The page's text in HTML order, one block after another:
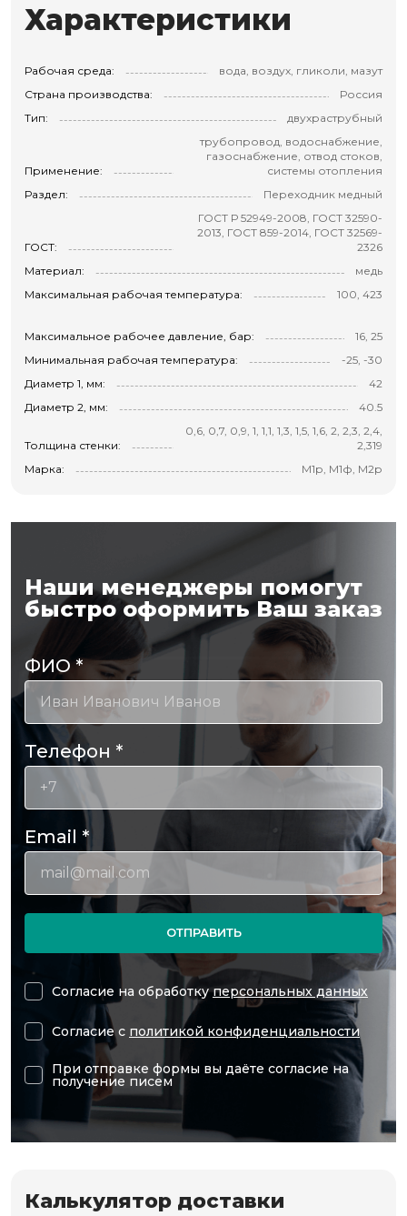
Характеристики
Рабочая среда:
вода, воздух, гликоли, мазут
Страна производства:
Россия
Тип:
двухраструбный
Применение:
трубопровод, водоснабжение,
газоснабжение, отвод стоков,
системы отопления
Раздел:
Переходник медный
ГОСТ:
ГОСТ Р 52949-2008, ГОСТ 32590-
2013, ГОСТ 859-2014, ГОСТ 32569-
2326
Материал:
медь
Максимальная рабочая температура:
100, 423
Максимальное рабочее давление, бар:
16, 25
Минимальная рабочая температура:
-25, -30
Диаметр 1, мм:
42
Диаметр 2, мм:
40.5
Толщина стенки:
0,6, 0,7, 0,9, 1, 1,1, 1,3, 1,5, 1,6, 2, 2,3, 2,4,
2,319
Марка:
М1р, М1ф, М2р
Наши менеджеры помогут
быстро оформить Ваш заказ
ФИО*
Телефон *
Email *
ОТПРАВИТЬ
Согласие на обработкуперсональных данных
Согласие с политикой конфиденциальности
При отправке формы вы даёте согласие на
получение писем
Калькулятор доставки